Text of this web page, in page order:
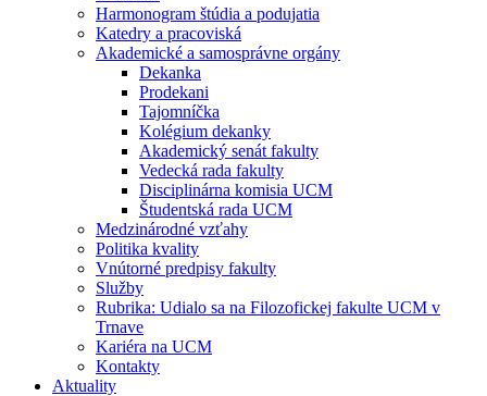
Harmonogram štúdia a podujatia
Katedry a pracoviská
Akademické a samosprávne orgány
Dekanka
Prodekani
Tajomníčka
Kolégium dekanky
Akademický senát fakulty
Vedecká rada fakulty
Disciplinárna komisia UCM
Študentská rada UCM
Medzinárodné vzťahy
Politika kvality
Vnútorné predpisy fakulty
Služby
Rubrika: Udialo sa na Filozofickej fakulte UCM v
Trnave
Kariéra na UCM
Kontakty
Aktuality